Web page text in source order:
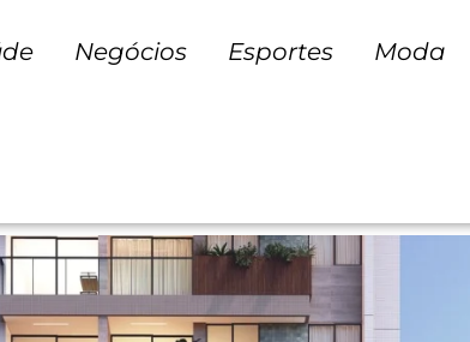
Negócios Esportes Moda